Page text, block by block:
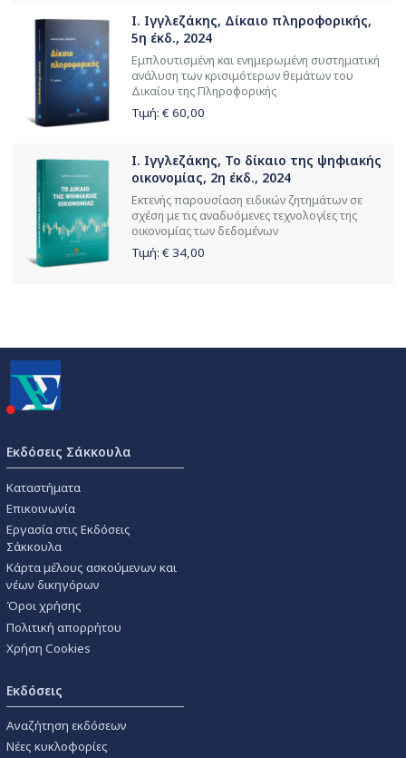
Ι. Ιγγλεζάκης, Δίκαιο πληροφορικής,
5η έκδ., 2024
Εμπλουτισμένη και ενημερωμένη συστηματική
ανάλυση των κρισιμότερων θεμάτων του
Δικαίου της Πληροφορικής
Τιμή: € 60,00
Ι. Ιγγλεζάκης, Το δίκαιο της ψηφιακής
οικονομίας, 2η έκδ., 2024
Εκτενής παρουσίαση ειδικών ζητημάτων σε
σχέση με τις αναδυόμενες τεχνολογίες της
οικονομίας των δεδομένων
Τιμή: € 34,00
Εκδόσεις Σάκκουλα
Καταστήματα
Επικοινωνία
Εργασία στις Εκδόσεις
Σάκκουλα
Κάρτα μέλους ασκούμενων και
νέων δικηγόρων
Όροι χρήσης
Πολιτική απορρήτου
Χρήση Cookies
Εκδόσεις
Αναζήτηση εκδόσεων
Νέες κυκλοφορίες